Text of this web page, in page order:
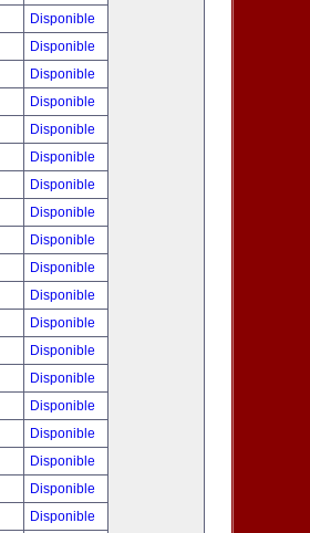
Disponible
Disponible
Disponible
Disponible
Disponible
Disponible
Disponible
Disponible
Disponible
Disponible
Disponible
Disponible
Disponible
Disponible
Disponible
Disponible
Disponible
Disponible
Disponible